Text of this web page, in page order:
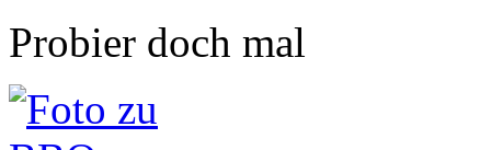
Probier doch mal